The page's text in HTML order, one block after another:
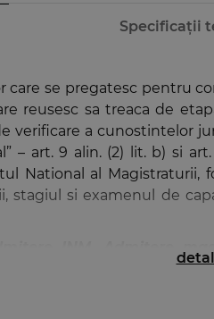
Specificații
care se pregatesc pentru
reusesc sa treaca de
verificare a cunostintelor
” – art. 9 alin. (2) lit. b) si
National al Magistraturii,
stagiul si examenul de
INM. Admitere
un instrument care